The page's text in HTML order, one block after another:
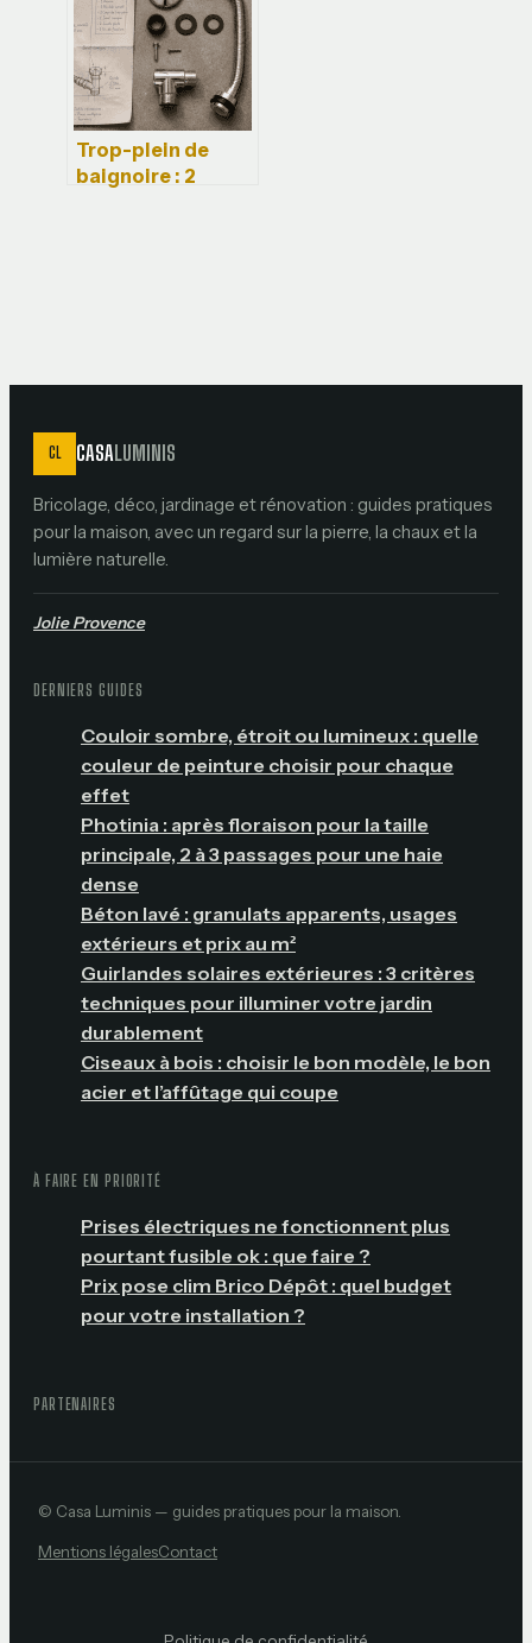
Trop-plein de
baignoire : 2
CL CASALUMINIS
Bricolage, déco, jardinage et rénovation : guides pratiques
pour la maison, avec un regard sur la pierre, la chaux et la
lumière naturelle.
Jolie Provence
DERNIERS GUIDES
Couloir sombre, étroit ou lumineux : quelle
couleur de peinture choisir pour chaque
effet
Photinia : après floraison pour la taille
principale, 2 à 3 passages pour une haie
dense
Béton lavé : granulats apparents, usages
extérieurs et prix au m²
Guirlandes solaires extérieures : 3 critères
techniques pour illuminer votre jardin
durablement
Ciseaux à bois : choisir le bon modèle, le bon
acier et l’affûtage qui coupe
À FAIRE EN PRIORITÉ
Prises électriques ne fonctionnent plus
pourtant fusible ok : que faire ?
Prix pose clim Brico Dépôt : quel budget
pour votre installation ?
PARTENAIRES
© Casa Luminis — guides pratiques pour la maison.
Mentions légalesContact